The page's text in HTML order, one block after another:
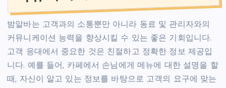
밤알바는 고객과의 소통뿐만 아니라 동료 및 관리자와의
커뮤니케이션 능력을 향상시킬 수 있는 좋은 기회입니다.
고객 응대에서 중요한 것은 친절하고 정확한 정보 제공입
니다. 예를 들어, 카페에서 손님에게 메뉴에 대한 설명을 할
때, 자신이 알고 있는 정보를 바탕으로 고객의 요구에 맞는